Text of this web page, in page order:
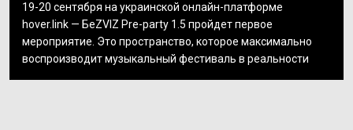
19-20 сентября на украинской онлайн-платформе
hover.link — БеZVIZ Pre-party 1.5 пройдет первое
мероприятие. Это пространство, которое максимально
воспроизводит музыкальный фестиваль в реальности